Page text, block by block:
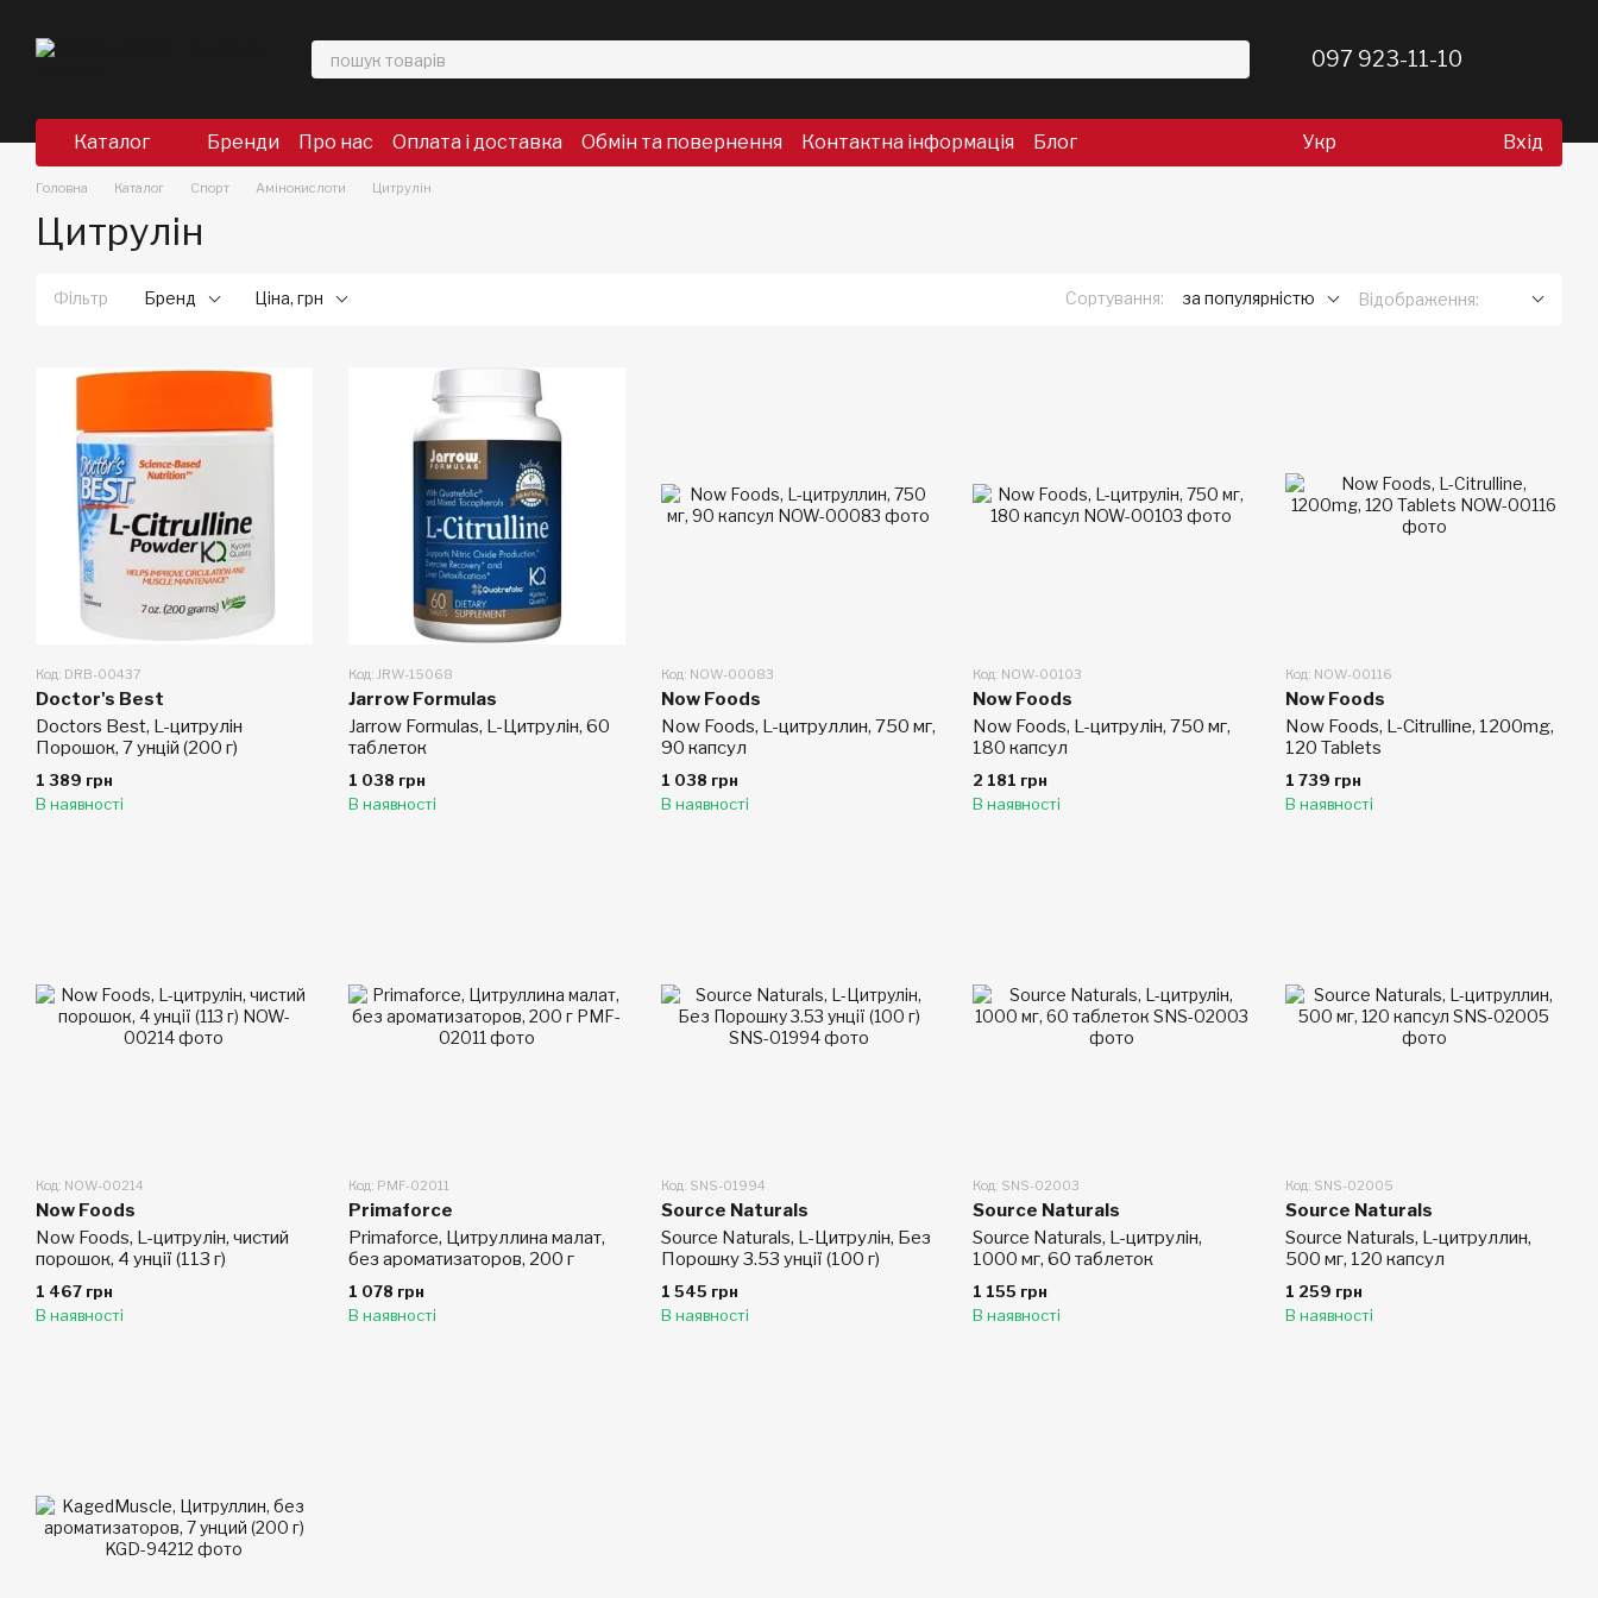
097 923-11-10
Каталог Бренди Про нас Оплата і доставка Обмін та повернення Контактна інформація Блог Укр Вхід
Головна Каталог Спорт Амінокислоти Цитрулін
Цитрулін
Фільтр Бренд Ціна, грн Сортування: за популярністю Відображення:
Код: DRB-00437
Doctor's Best
Doctors Best, L-цитрулін
Порошок, 7 унцій (200 г)
1 389 грн
В наявності
Код: JRW-15068
Jarrow Formulas
Jarrow Formulas, L-Цитрулін, 60
таблеток
1 038 грн
В наявності
Код: NOW-00083
Now Foods
Now Foods, L-цитруллин, 750 мг,
90 капсул
1 038 грн
В наявності
Код: NOW-00103
Now Foods
Now Foods, L-цитрулін, 750 мг,
180 капсул
2 181 грн
В наявності
Код: NOW-00116
Now Foods
Now Foods, L-Citrulline, 1200mg,
120 Tablets
1 739 грн
В наявності
Код: NOW-00214
Now Foods
Now Foods, L-цитрулін, чистий
порошок, 4 унції (113 г)
1 467 грн
В наявності
Код: PMF-02011
Primaforce
Primaforce, Цитруллина малат,
без ароматизаторов, 200 г
1 078 грн
В наявності
Код: SNS-01994
Source Naturals
Source Naturals, L-Цитрулін, Без
Порошку 3.53 унції (100 г)
1 545 грн
В наявності
Код: SNS-02003
Source Naturals
Source Naturals, L-цитрулін,
1000 мг, 60 таблеток
1 155 грн
В наявності
Код: SNS-02005
Source Naturals
Source Naturals, L-цитруллин,
500 мг, 120 капсул
1 259 грн
В наявності